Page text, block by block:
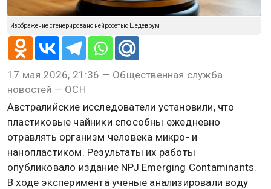
Изображение сгенерировано нейросетью Шедеврум
17 мая 2026, 21:36 — Общественная служба
новостей — ОСН
Австралийские исследователи установили, что
пластиковые чайники способны ежедневно
отравлять организм человека микро- и
нанопластиком. Результаты их работы
опубликовало издание NPJ Emerging Contaminants.
В ходе эксперимента ученые анализировали воду